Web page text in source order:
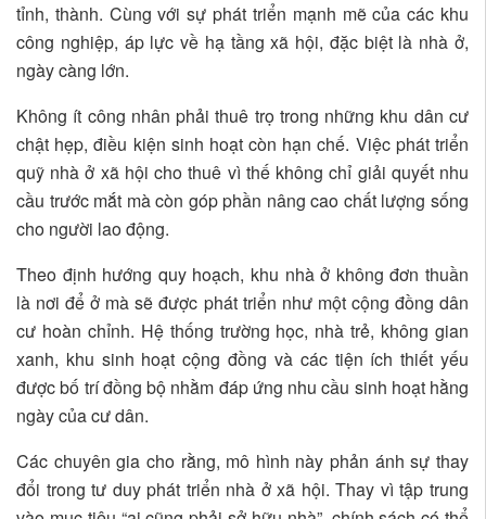
tỉnh, thành. Cùng với sự phát triển mạnh mẽ của các khu
công nghiệp, áp lực về hạ tầng xã hội, đặc biệt là nhà ở,
ngày càng lớn.
Không ít công nhân phải thuê trọ trong những khu dân cư
chật hẹp, điều kiện sinh hoạt còn hạn chế. Việc phát triển
quỹ nhà ở xã hội cho thuê vì thế không chỉ giải quyết nhu
cầu trước mắt mà còn góp phần nâng cao chất lượng sống
cho người lao động.
Theo định hướng quy hoạch, khu nhà ở không đơn thuần
là nơi để ở mà sẽ được phát triển như một cộng đồng dân
cư hoàn chỉnh. Hệ thống trường học, nhà trẻ, không gian
xanh, khu sinh hoạt cộng đồng và các tiện ích thiết yếu
được bố trí đồng bộ nhằm đáp ứng nhu cầu sinh hoạt hằng
ngày của cư dân.
Các chuyên gia cho rằng, mô hình này phản ánh sự thay
đổi trong tư duy phát triển nhà ở xã hội. Thay vì tập trung